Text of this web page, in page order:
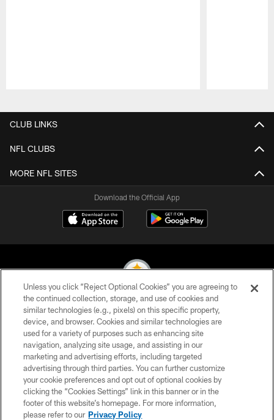
CLUB LINKS
NFL CLUBS
MORE NFL SITES
Download the Official App
© 2026 Pittsburgh Steelers. All Rights Reserved
PRIVACY POLICY
TERMS OF USE
ACCESSIBILITY
CONTACT US
SITE MAP
Unless you click “Reject Optional Cookies” you are agreeing to
the continued collection, storage, and use of cookies and
similar technologies (e.g., pixels) on this specific property,
device, and browser. Cookies and similar technologies are
used for a variety of purposes such as enhancing site
navigation, analyzing site usage, and assisting in our
marketing and advertising efforts, including targeted
advertising through third parties. You can further customize
your cookie preferences and opt out of optional cookies by
clicking the “Cookies Settings” link in this banner or in the
footer of this website’s homepage. For more information,
please refer to our Privacy Policy